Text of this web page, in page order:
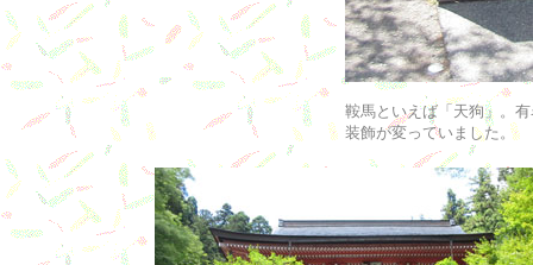
鞍馬といえば「天狗」。
装飾が変っていました。